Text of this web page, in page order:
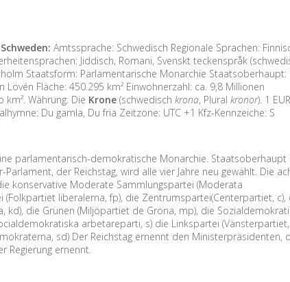
Amtssprache: Schwedisch Regionale Sprachen:
Jiddisch, Romani, Svenskt teckenspråk
Staatsform: Parlamentarische Monarchie Staatsoberhaupt:
Lövén Fläche: 450.295 km² Einwohnerzahl: ca. 9,8 Millionen
Währung: Die Krone (schwedisch krona, Plural kronor). 1
Du gamla, Du fria Zeitzone: UTC +1 Kfz-Kennzeiche: S
parlamentarisch-demokratische Monarchie. Staatsoberhaupt
Parlament, der Reichstag, wird alle vier Jahre neu gewählt. Die
konservative Moderate Sammlungspartei (Moderata
(Folkpartiet liberalerna, fp), die Zentrumspartei(Centerpartiet, c),
kd), die Grünen (Miljöpartiet de Gröna, mp), die
arbetareparti, s) die Linkspartei (Vänsterpartiet,
sd) Der Reichstag ernennt den Ministerpräsidenten,
Regierung ernennt.